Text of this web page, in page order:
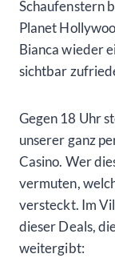
Schaufenstern
Planet
Bianca wieder
sichtbar
Gegen 18 Uhr
unserer ganz
Casino. Wer
vermuten,
versteckt. Im
dieser Deals,
weitergibt: